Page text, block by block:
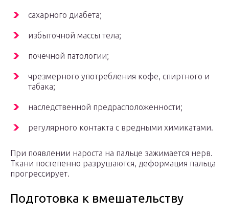
сахарного диабета;
избыточной массы тела;
почечной патологии;
чрезмерного употребления кофе, спиртного и
табака;
наследственной предрасположенности;
регулярного контакта с вредными химикатами.
При появлении нароста на пальце зажимается нерв.
Ткани постепенно разрушаются, деформация пальца
прогрессирует.
Подготовка к вмешательству